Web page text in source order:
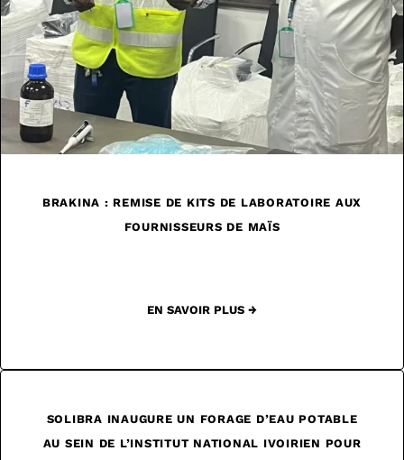
BRAKINA : REMISE DE KITS DE LABORATOIRE AUX
FOURNISSEURS DE MAÏS
EN SAVOIR PLUS →
SOLIBRA INAUGURE UN FORAGE D’EAU POTABLE
AU SEIN DE L’INSTITUT NATIONAL IVOIRIEN POUR